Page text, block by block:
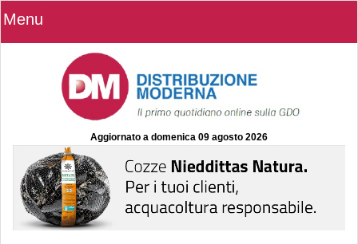
Menu
Aggiornato a domenica 09 agosto 2026